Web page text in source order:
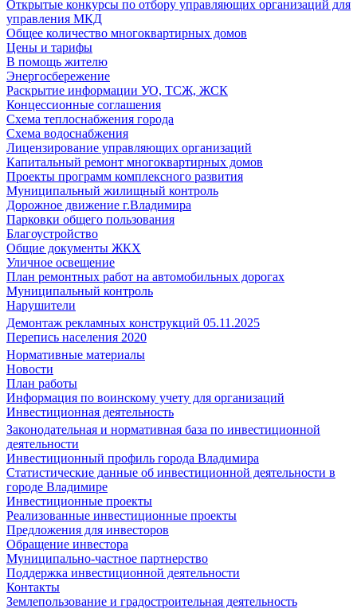
Открытые конкурсы по отбору управляющих организаций для
управления МКД
Общее количество многоквартирных домов
Цены и тарифы
В помощь жителю
Энергосбережение
Раскрытие информации УО, ТСЖ, ЖСК
Концессионные соглашения
Схема теплоснабжения города
Схема водоснабжения
Лицензирование управляющих организаций
Капитальный ремонт многоквартирных домов
Проекты программ комплексного развития
Муниципальный жилищный контроль
Дорожное движение г.Владимира
Парковки общего пользования
Благоустройство
Общие документы ЖКХ
Уличное освещение
План ремонтных работ на автомобильных дорогах
Муниципальный контроль
Нарушители
Демонтаж рекламных конструкций 05.11.2025
Перепись населения 2020
Нормативные материалы
Новости
План работы
Информация по воинскому учету для организаций
Инвестиционная деятельность
Законодательная и нормативная база по инвестиционной
деятельности
Инвестиционный профиль города Владимира
Статистические данные об инвестиционной деятельности в
городе Владимире
Инвестиционные проекты
Реализованные инвестиционные проекты
Предложения для инвесторов
Обращение инвестора
Муниципально-частное партнерство
Поддержка инвестиционной деятельности
Контакты
Землепользование и градостроительная деятельность